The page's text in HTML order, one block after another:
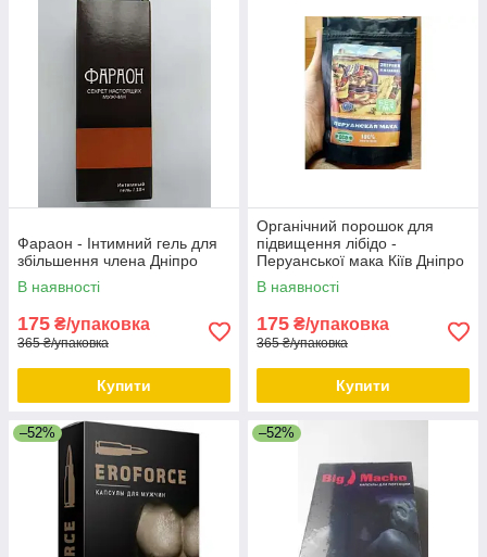
Фараон - Інтимний гель для
збільшення члена Дніпро
В наявності
175 ₴/упаковка
365 ₴/упаковка
Купити
Органічний порошок для
підвищення лібідо -
Перуанської мака Кіїв Дніпро
В наявності
175 ₴/упаковка
365 ₴/упаковка
Купити
–52% –52%